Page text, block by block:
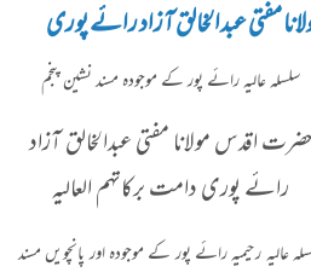
مفتی عبدالخالق آزاد رائے پوری
سلسلہ عاليہ رائے پور کے موجودہ مسند نشین پنجم
اقدس مولانا مفتی عبدالخالق آزاد
رائے پوری دامت برکاتہم العالیہ
عالیہ رحیمیہ رائے پور کے موجودہ اور پانچویں مسند